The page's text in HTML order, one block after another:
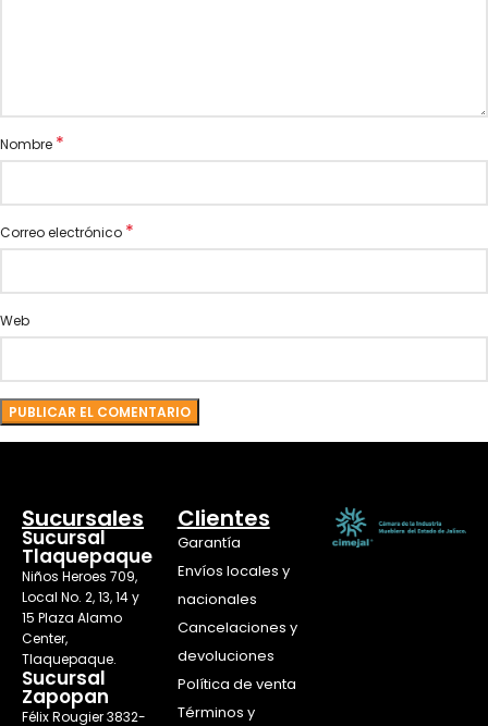
Nombre *
Correo electrónico *
Web
Sucursales
Sucursal
Tlaquepaque
Niños Heroes 709,
Local No. 2, 13, 14 y
15 Plaza Alamo
Center,
Tlaquepaque.
Sucursal
Zapopan
Félix Rougier 3832-
Clientes
Garantía
Envíos locales y
nacionales
Cancelaciones y
devoluciones
Política de venta
Términos y